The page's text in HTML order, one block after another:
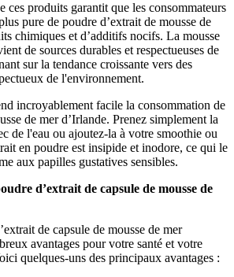
ces produits garantit que les consommateurs
pure de poudre d’extrait de mousse de
chimiques et d’additifs nocifs. La mousse
de sources durables et respectueuses de
sur la tendance croissante vers des
de l'environnement.
incroyablement facile la consommation de
de mer d’Irlande. Prenez simplement la
de l'eau ou ajoutez-la à votre smoothie ou
en poudre est insipide et inodore, ce qui le
aux papilles gustatives sensibles.
d’extrait de capsule de mousse de
de capsule de mousse de mer
avantages pour votre santé et votre
quelques-uns des principaux avantages :